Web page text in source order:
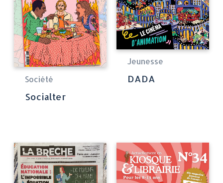
Société
Socialter
Jeunesse
DADA